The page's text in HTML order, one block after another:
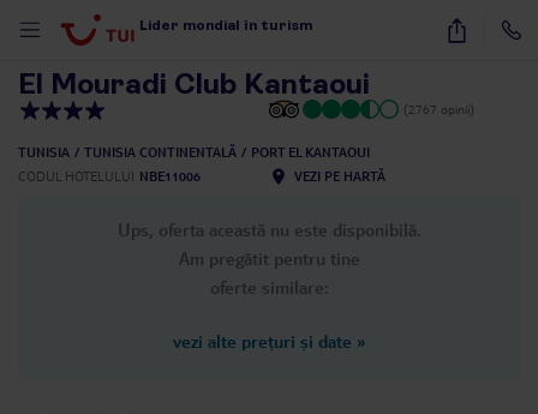
Lider mondial în turism 23
El Mouradi Club Kantaoui
(2767 opinii)
TUNISIA TUNISIA CONTINENTALĂ
PORT EL KANTAOUI
CODUL HOTELULUI NBE11006 VEZI PE HARTĂ
Ups, oferta această nu este disponibilă.
Am pregătit pentru tine
oferte similare:
vezi alte prețuri și date »